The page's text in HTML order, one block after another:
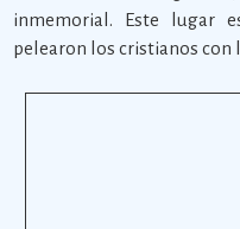
inmemorial. Este lugar
pelearon los cristianos con